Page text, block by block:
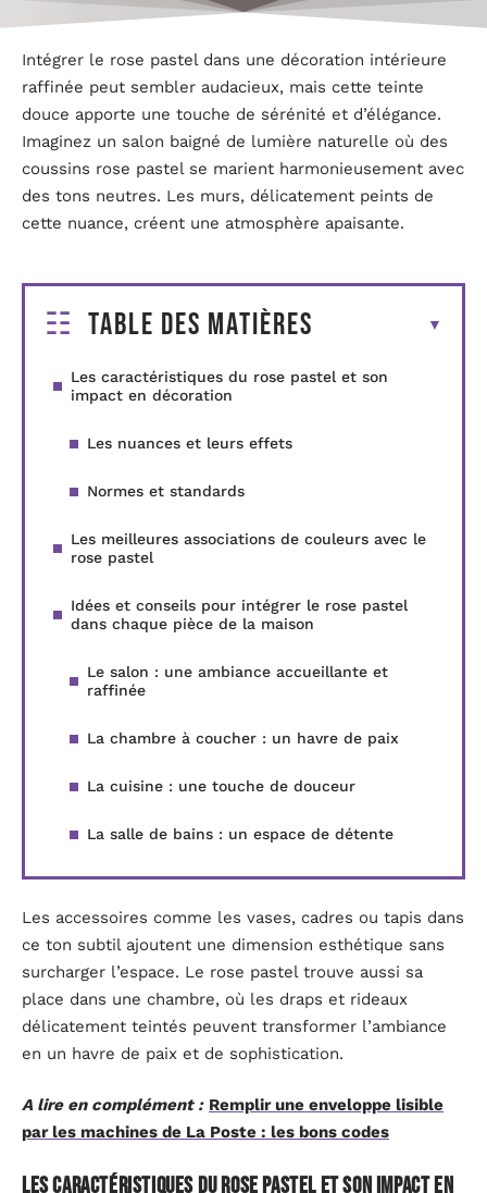
Intégrer le rose pastel dans une décoration intérieure
raffinée peut sembler audacieux, mais cette teinte
douce apporte une touche de sérénité et d’élégance.
Imaginez un salon baigné de lumière naturelle où des
coussins rose pastel se marient harmonieusement avec
des tons neutres. Les murs, délicatement peints de
cette nuance, créent une atmosphère apaisante.
Table des matières
Les caractéristiques du rose pastel et son
impact en décoration
Les nuances et leurs effets
Normes et standards
Les meilleures associations de couleurs avec le
rose pastel
Idées et conseils pour intégrer le rose pastel
dans chaque pièce de la maison
Le salon : une ambiance accueillante et
raffinée
La chambre à coucher : un havre de paix
La cuisine : une touche de douceur
La salle de bains : un espace de détente
Les accessoires comme les vases, cadres ou tapis dans
ce ton subtil ajoutent une dimension esthétique sans
surcharger l’espace. Le rose pastel trouve aussi sa
place dans une chambre, où les draps et rideaux
délicatement teintés peuvent transformer l’ambiance
en un havre de paix et de sophistication.
A lire en complément : Remplir une enveloppe lisible
par les machines de La Poste : les bons codes
Les caractéristiques du rose pastel et son impact en